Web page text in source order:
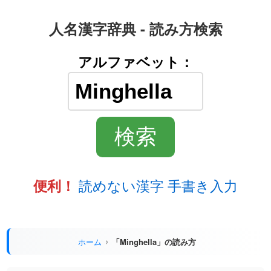
人名漢字辞典 - 読み方検索
アルファベット：
便利！ 読めない漢字 手書き入力
ホーム 「Minghella」の読み方